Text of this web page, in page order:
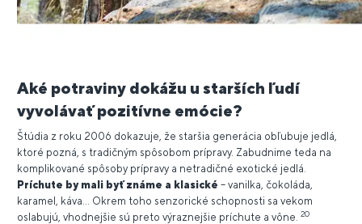
Aké potraviny dokážu u starších ľudí
vyvolávať pozitívne emócie?
Štúdia z roku 2006 dokazuje, že staršia generácia obľubuje jedlá,
ktoré pozná, s tradičným spôsobom prípravy. Zabudnime teda na
komplikované spôsoby prípravy a netradičné exotické jedlá.
Príchute by mali byť známe a klasické – vanilka, čokoláda,
karamel, káva... Okrem toho senzorické schopnosti sa vekom
oslabujú, vhodnejšie sú preto výraznejšie príchute a vône.
20